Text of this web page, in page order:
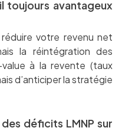
toujours avantageux
votre revenu net
la réintégration des
à la revente (taux
d’anticiper la stratégie
déficits LMNP sur